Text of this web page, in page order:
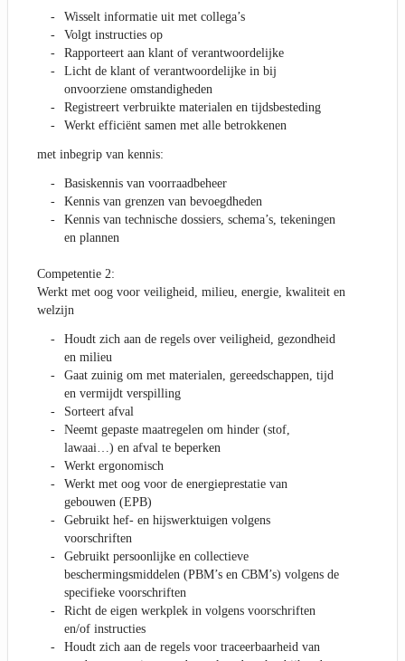
Wisselt informatie uit met collega’s
Volgt instructies op
Rapporteert aan klant of verantwoordelijke
Licht de klant of verantwoordelijke in bij
onvoorziene omstandigheden
Registreert verbruikte materialen en tijdsbesteding
Werkt efficiënt samen met alle betrokkenen
met inbegrip van kennis:
Basiskennis van voorraadbeheer
Kennis van grenzen van bevoegdheden
Kennis van technische dossiers, schema’s, tekeningen
en plannen
Competentie 2:
Werkt met oog voor veiligheid, milieu, energie, kwaliteit en
welzijn
Houdt zich aan de regels over veiligheid, gezondheid
en milieu
Gaat zuinig om met materialen, gereedschappen, tijd
en vermijdt verspilling
Sorteert afval
Neemt gepaste maatregelen om hinder (stof,
lawaai…) en afval te beperken
Werkt ergonomisch
Werkt met oog voor de energieprestatie van
gebouwen (EPB)
Gebruikt hef- en hijswerktuigen volgens
voorschriften
Gebruikt persoonlijke en collectieve
beschermingsmiddelen (PBM’s en CBM’s) volgens de
specifieke voorschriften
Richt de eigen werkplek in volgens voorschriften
en/of instructies
Houdt zich aan de regels voor traceerbaarheid van